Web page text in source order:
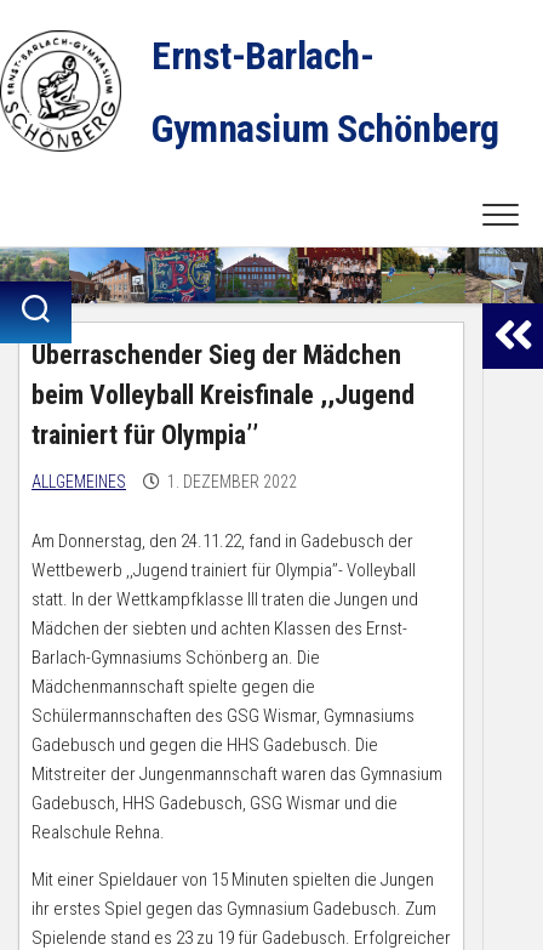
content
Ernst-Barlach-
Gymnasium Schönberg
Überraschender Sieg der Mädchen
beim Volleyball Kreisfinale ,,Jugend
trainiert für Olympia’’
ALLGEMEINES 1. DEZEMBER 2022
Am Donnerstag, den 24.11.22, fand in Gadebusch der
Wettbewerb ,,Jugend trainiert für Olympia’’- Volleyball
statt. In der Wettkampfklasse III traten die Jungen und
Mädchen der siebten und achten Klassen des Ernst-
Barlach-Gymnasiums Schönberg an. Die
Mädchenmannschaft spielte gegen die
Schülermannschaften des GSG Wismar, Gymnasiums
Gadebusch und gegen die HHS Gadebusch. Die
Mitstreiter der Jungenmannschaft waren das Gymnasium
Gadebusch, HHS Gadebusch, GSG Wismar und die
Realschule Rehna.
Mit einer Spieldauer von 15 Minuten spielten die Jungen
ihr erstes Spiel gegen das Gymnasium Gadebusch. Zum
Spielende stand es 23 zu 19 für Gadebusch. Erfolgreicher